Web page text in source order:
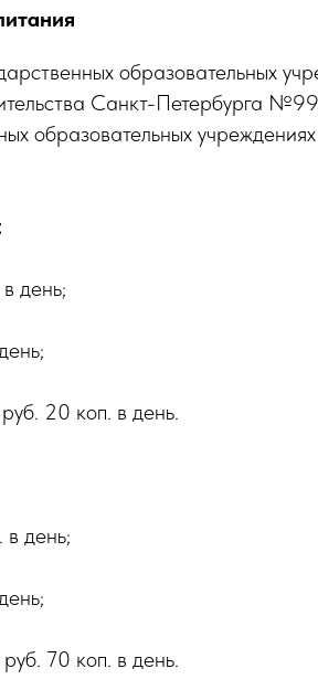
образовательных
Санкт-Петербурга
образовательных
день;
20 коп. в день.
день;
70 коп. в день.